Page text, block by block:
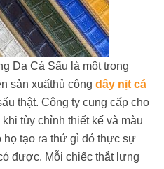
Da Cá Sấu là một trong
sản xuấthủ công dây nịt cá
thật. Công ty cung cấp cho
tùy chỉnh thiết kế và màu
họ tạo ra thứ gì đó thực sự
được. Mỗi chiếc thắt lưng